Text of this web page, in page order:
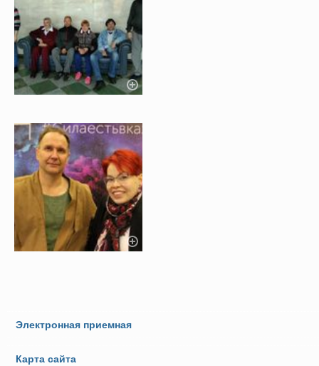
Электронная приемная
Карта сайта